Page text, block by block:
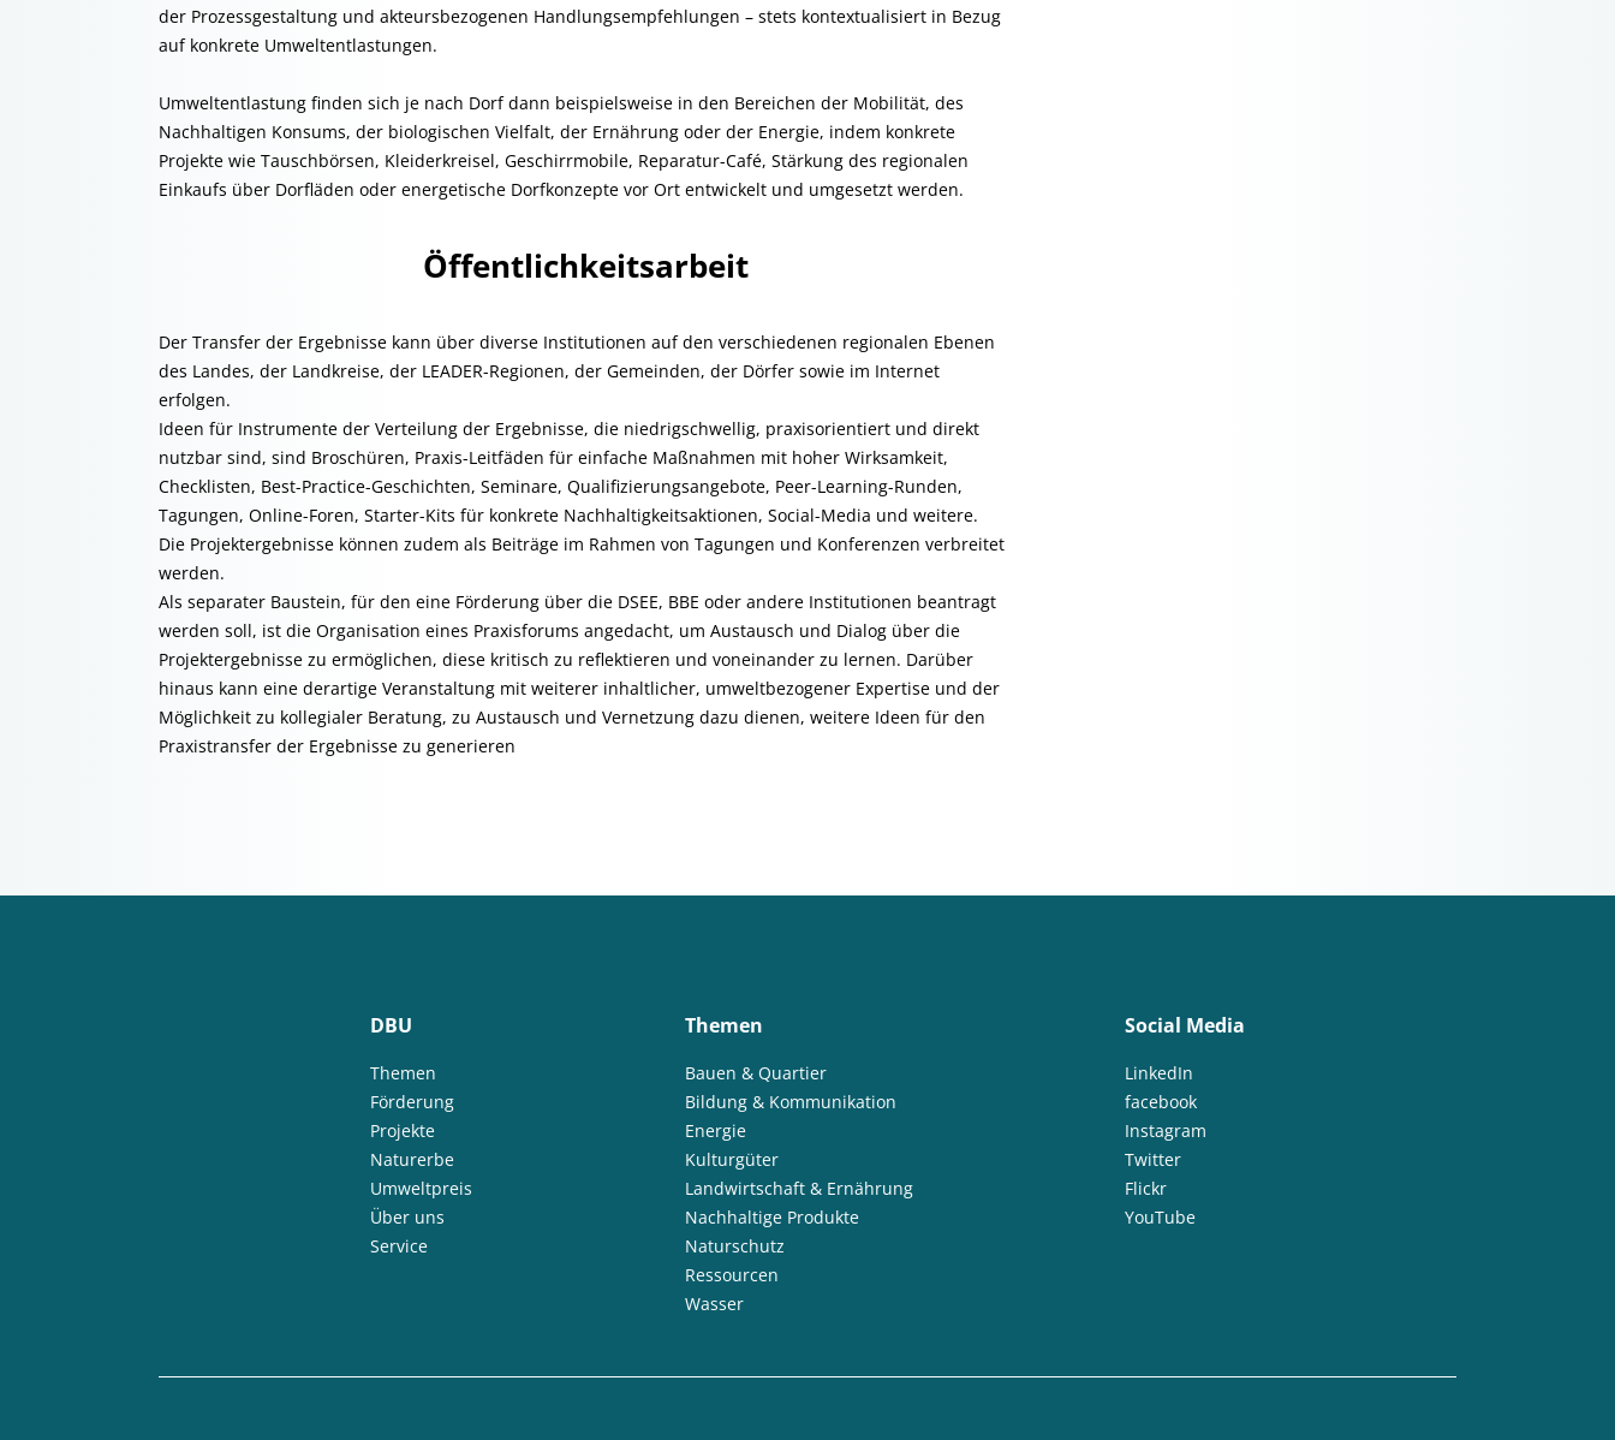
der Prozessgestaltung und akteursbezogenen Handlungsempfehlungen – stets kontextualisiert in Bezug
auf konkrete Umweltentlastungen.
Umweltentlastung finden sich je nach Dorf dann beispielsweise in den Bereichen der Mobilität, des
Nachhaltigen Konsums, der biologischen Vielfalt, der Ernährung oder der Energie, indem konkrete
Projekte wie Tauschbörsen, Kleiderkreisel, Geschirrmobile, Reparatur-Café, Stärkung des regionalen
Einkaufs über Dorfläden oder energetische Dorfkonzepte vor Ort entwickelt und umgesetzt werden.
Öffentlichkeitsarbeit
Der Transfer der Ergebnisse kann über diverse Institutionen auf den verschiedenen regionalen Ebenen
des Landes, der Landkreise, der LEADER-Regionen, der Gemeinden, der Dörfer sowie im Internet
erfolgen.
Ideen für Instrumente der Verteilung der Ergebnisse, die niedrigschwellig, praxisorientiert und direkt
nutzbar sind, sind Broschüren, Praxis-Leitfäden für einfache Maßnahmen mit hoher Wirksamkeit,
Checklisten, Best-Practice-Geschichten, Seminare, Qualifizierungsangebote, Peer-Learning-Runden,
Tagungen, Online-Foren, Starter-Kits für konkrete Nachhaltigkeitsaktionen, Social-Media und weitere.
Die Projektergebnisse können zudem als Beiträge im Rahmen von Tagungen und Konferenzen verbreitet
werden.
Als separater Baustein, für den eine Förderung über die DSEE, BBE oder andere Institutionen beantragt
werden soll, ist die Organisation eines Praxisforums angedacht, um Austausch und Dialog über die
Projektergebnisse zu ermöglichen, diese kritisch zu reflektieren und voneinander zu lernen. Darüber
hinaus kann eine derartige Veranstaltung mit weiterer inhaltlicher, umweltbezogener Expertise und der
Möglichkeit zu kollegialer Beratung, zu Austausch und Vernetzung dazu dienen, weitere Ideen für den
Praxistransfer der Ergebnisse zu generieren
DBU
Themen
Förderung
Projekte
Naturerbe
Umweltpreis
Über uns
Service
Themen
Bauen & Quartier
Bildung & Kommunikation
Energie
Kulturgüter
Landwirtschaft & Ernährung
Nachhaltige Produkte
Naturschutz
Ressourcen
Wasser
Social Media
LinkedIn
facebook
Instagram
Twitter
Flickr
YouTube